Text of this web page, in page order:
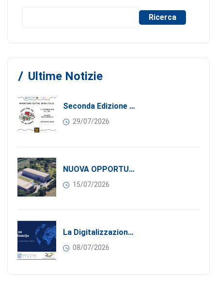
Ricerca
Ultime Notizie
Seconda Edizione Di MANGIA. DONA. AMA: Quando La Gastronomia Incontra La Solidarietà, 11 Settembre 2026
29/07/2026
NUOVA OPPORTUNITÀ DI BUSINESS PER I SOCI DI CONFINDUSTRIA SERBIA: Affitasi Un Moderno Capannone Industriale A Pančevo – 1.200 M² Nella Zona Industriale
15/07/2026
La Digitalizzazione Come Motore Dell’internazionalizzazione
08/07/2026